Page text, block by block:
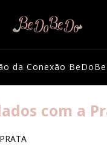
da Conexão
com a